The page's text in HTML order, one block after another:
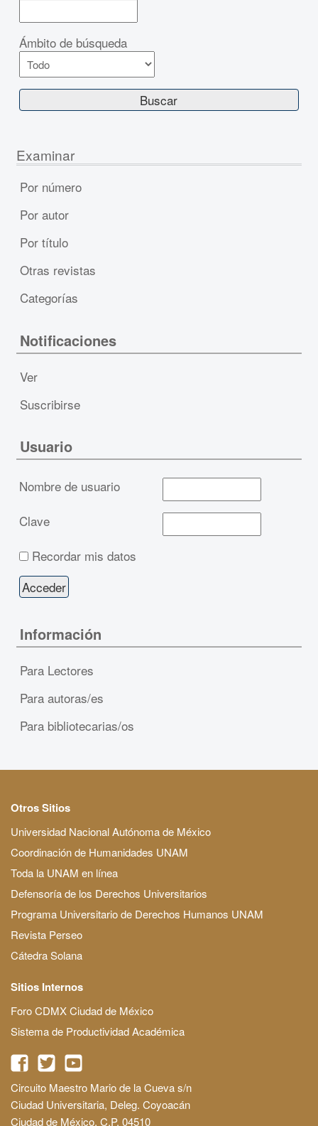
Ámbito de búsqueda
Examinar
Por número
Por autor
Por título
Otras revistas
Categorías
Notificaciones
Ver
Suscribirse
Usuario
Nombre de usuario
Clave
Recordar mis datos
Información
Para Lectores
Para autoras/es
Para bibliotecarias/os
Otros Sitios
Universidad Nacional Autónoma de México
Coordinación de Humanidades UNAM
Toda la UNAM en línea
Defensoría de los Derechos Universitarios
Programa Universitario de Derechos Humanos UNAM
Revista Perseo
Cátedra Solana
Sitios Internos
Foro CDMX Ciudad de México
Sistema de Productividad Académica
Circuito Maestro Mario de la Cueva s/n
Ciudad Universitaria, Deleg. Coyoacán
Ciudad de México, C.P. 04510